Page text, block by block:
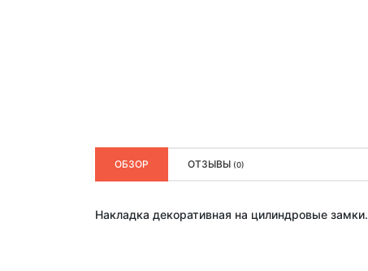
ОБЗОР ОТЗЫВЫ (0)
Накладка декоративная на цилиндровые замки.